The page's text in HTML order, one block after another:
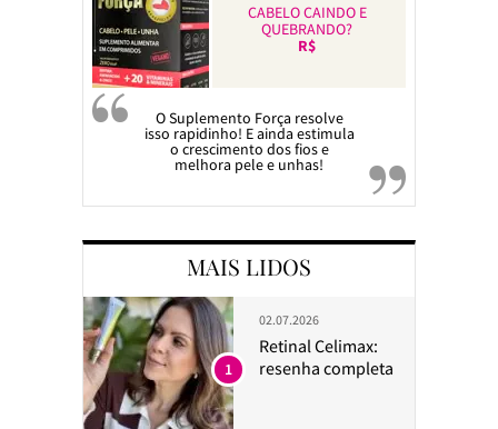
CABELO CAINDO E
QUEBRANDO?
R$
O Suplemento Força resolve
isso rapidinho! E ainda estimula
o crescimento dos fios e
melhora pele e unhas!
MAIS LIDOS
02.07.2026
Retinal Celimax:
resenha completa
1